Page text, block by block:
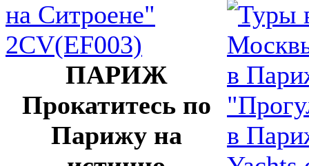
ПАРИЖ
Прокатитесь по
Парижу на